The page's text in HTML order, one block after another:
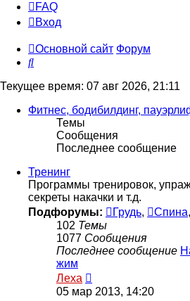
FAQ
Вход
Основной сайт Форум
Поиск
Текущее время: 07 авг 2026, 21:11
Фитнес, бодибилдинг,
Темы
Сообщения
Последнее сообщение
Тренинг
Программы тренировок,
секреты накачки и т.д.
Подфорумы:
Грудь, Спина,
102 Темы
1077 Сообщения
Последнее сообщение
жим
Леха
к
05 мар 2013, 14:20